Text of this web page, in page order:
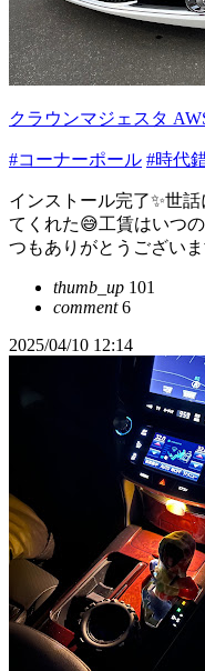
クラウンマジェスタ
#コーナーポール #時代
インストール完了✨世
てくれた😅工賃はいつ
つもありがとうござい
thumb_up 101
comment6
2025/04/10 12:14